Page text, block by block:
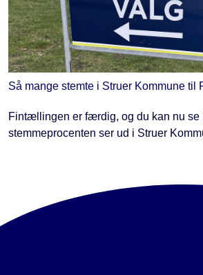
Så mange stemte i Struer Kommune til
Fintællingen er færdig, og du kan nu se
stemmeprocenten ser ud i Struer